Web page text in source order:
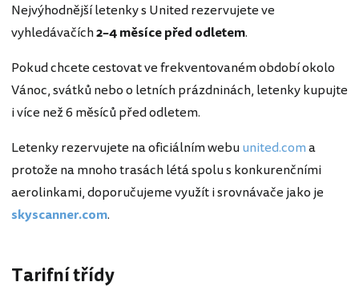
Nejvýhodnější letenky s United rezervujete ve
vyhledávačích2–4 měsíce před odletem.
Pokud chcete cestovat ve frekventovaném období okolo
Vánoc, svátků nebo o letních prázdninách, letenky kupujte
i více než 6 měsíců před odletem.
Letenky rezervujete na oficiálním webuunited.coma
protože na mnoho trasách létá spolu s konkurenčními
aerolinkami, doporučujeme využít i srovnávače jako je
skyscanner.com.
Tarifní třídy